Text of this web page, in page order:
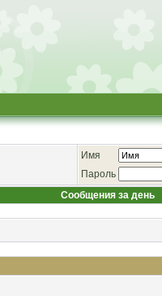
Имя
Пароль
Сообщения за день